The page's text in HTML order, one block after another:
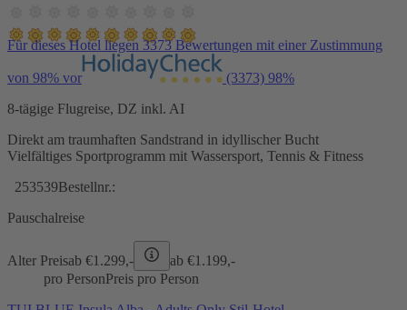
Für dieses Hotel liegen 3373 Bewertungen mit einer Zustimmung
von 98% vor (3373) 98%
8-tägige Flugreise, DZ inkl. AI
Direkt am traumhaften Sandstrand in idyllischer Bucht
Vielfältiges Sportprogramm mit Wassersport, Tennis & Fitness
253539Bestellnr.:
Pauschalreise
Alter Preisab €1.299,- ab €1.199,-
pro PersonPreis pro Person